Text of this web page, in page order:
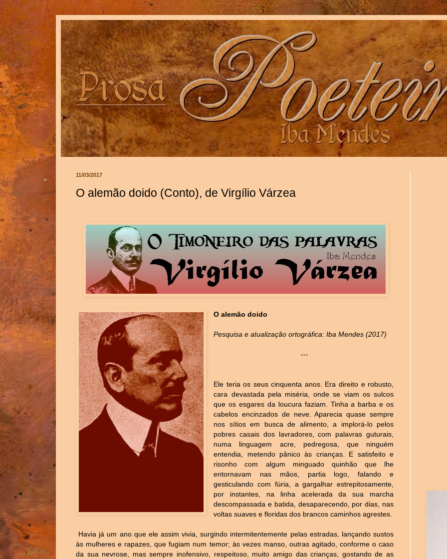
11/03/2017
O alemão doido (Conto), de Virgílio Várzea
O alemão doido
Pesquisa e atualização ortográfica: Iba Mendes (2017)
---
Ele teria os seus cinquenta anos. Era direito e robusto,
cara devastada pela miséria, onde se viam os sulcos
que os esgares da loucura faziam. Tinha a barba e os
cabelos encinzados de neve. Aparecia quase sempre
nos sítios em busca de alimento, a implorá-lo pelos
pobres casais dos lavradores, com palavras guturais,
numa linguagem acre, pedregosa, que ninguém
entendia, metendo pânico às crianças. E satisfeito e
risonho com algum minguado quinhão que lhe
entornavam nas mãos, partia logo, falando e
gesticulando com fúria, a gargalhar estrepitosamente,
por instantes, na linha acelerada da sua marcha
descompassada e batida, desaparecendo, por dias, nas
voltas suaves e floridas dos brancos caminhos agrestes.
Havia já um ano que ele assim vivia, surgindo intermitentemente pelas estradas, lançando sustos
às mulheres e rapazes, que fugiam num temor; às vezes manso, outras agitado, conforme o caso
da sua nevrose, mas sempre inofensivo, respeitoso, muito amigo das crianças, gostando de as